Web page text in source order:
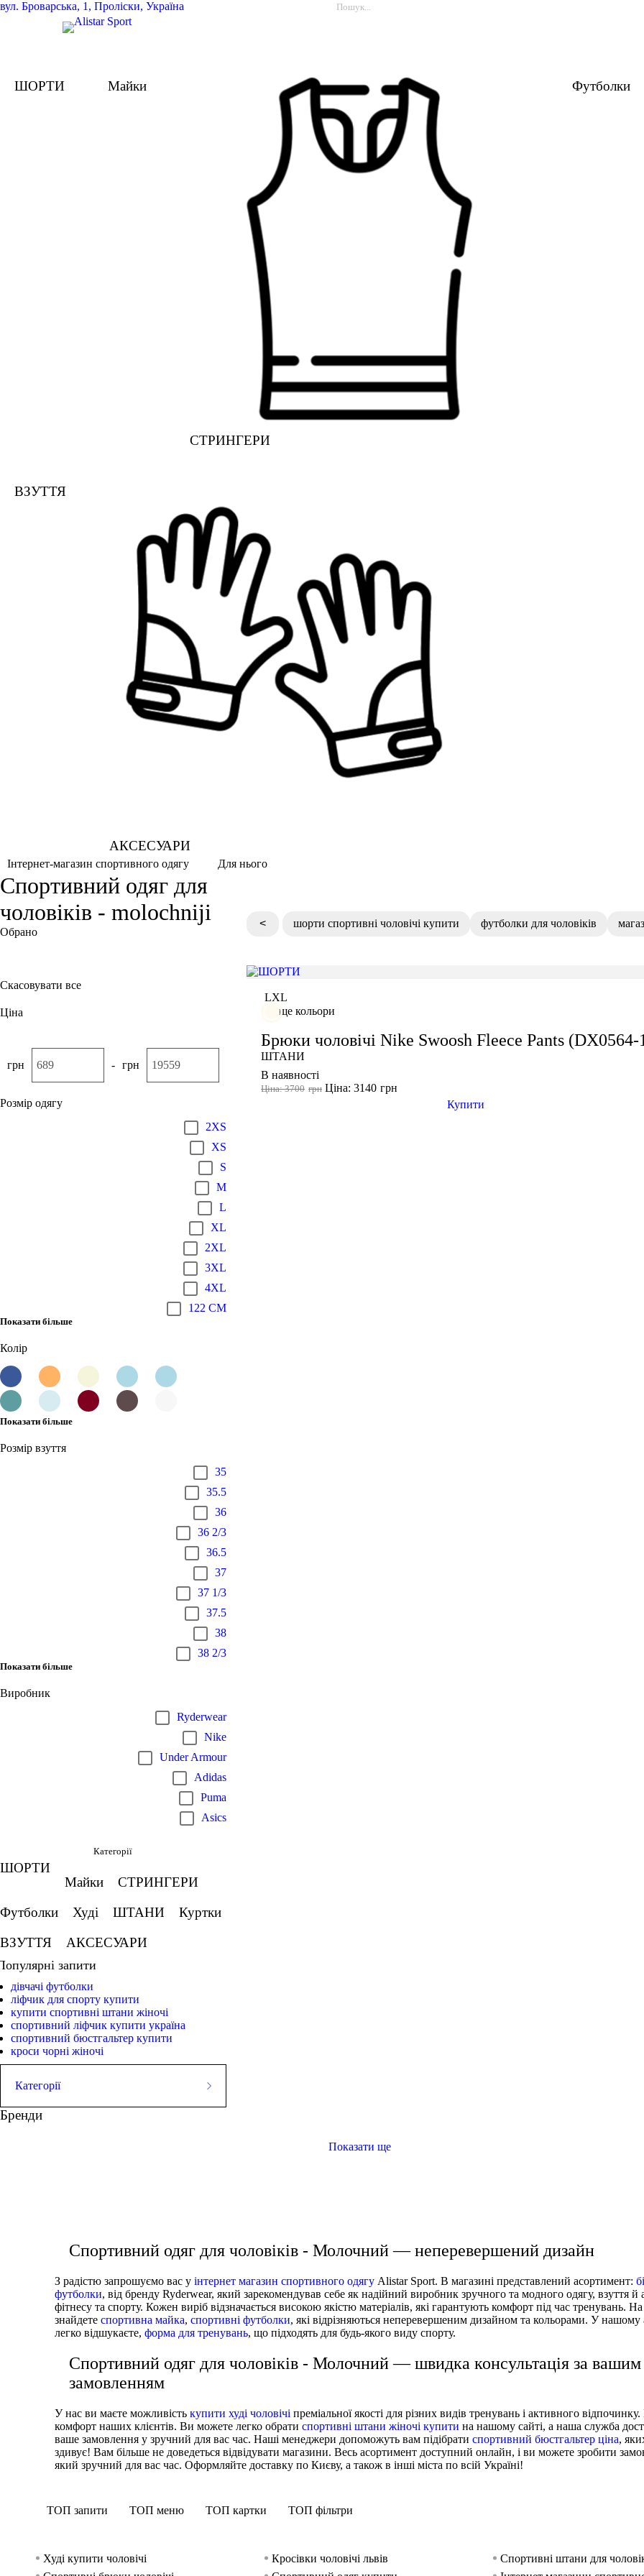
вул. Броварська, 1, Проліски, Україна
ШОРТИ Майки
СТРИНГЕРИ
Футболки
ВЗУТТЯ
АКСЕСУАРИ
Інтернет-магазин спортивного одягу Для нього
Спортивний одяг для
чоловіків - molochniji
Обрано
Скасовувати все
Ціна
грн - грн
Розмір одягу
2XS
XS
S
M
L
XL
2XL
3XL
4XL
122 CM
Показати більше
Колір
Показати більше
Розмір взуття
35
35.5
36
36 2/3
36.5
37
37 1/3
37.5
38
38 2/3
Показати більше
Виробник
Ryderwear
Nike
Under Armour
Adidas
Puma
Asics
Категорії
ШОРТИ
Майки
СТРИНГЕРИ
Футболки
Худі ШТАНИ
Куртки
ВЗУТТЯ
АКСЕСУАРИ
запити
дівчачі футболки
ліфчик для спорту купити
купити спортивні штани жіночі
спортивний ліфчик купити україна
спортивний бюстгальтер купити
кроси чорні жіночі
Категорії
ШОРТИ
< шорти спортивні чоловічі купити футболки для чоловіків
LXL
ще кольори
Брюки чоловічі Nike Swoosh Fleece Pants (DX0564-
ШТАНИ
В наявності
грн
Ціна: 3700 грн
Ціна: 3140
Купити
Бренди
Показати ще
Спортивний одяг для чоловіків - Молочний — неперевершений дизайн
З радістю запрошуємо вас уінтернет магазин спортивного одягу Alistar Sport. В магазині представлений асортимент:
футболки, від бренду Ryderwear, який зарекомендував себе як надійний виробник зручного та модного одягу, взуття й
фітнесу та спорту. Кожен виріб відзначається високою якістю матеріалів, які гарантують комфорт під час тренувань.
знайдетеспортивна майка,спортивні футболки, які відрізняються неперевершеним дизайном та кольорами. У нашому
легко відшукаєте,форма для тренувань, що підходять для будь-якого виду спорту.
Спортивний одяг для чоловіків - Молочний — швидка консультація за вашим
замовленням
У нас ви маєте можливістькупити худі чоловічі преміальної якості для різних видів тренувань і активного
комфорт наших клієнтів. Ви можете легко обратиспортивні штани жіночі купити на нашому сайті, а наша служба
ваше замовлення у зручний для вас час. Наші менеджери допоможуть вам підібратиспортивний бюстгальтер ціна,
здивує! Вам більше не доведеться відвідувати магазини. Весь асортимент доступний онлайн, і ви можете зробити
який зручний для вас час. Оформляйте доставку по Києву, а також в інші міста по всій Україні!
ТОП запити ТОП меню ТОП картки ТОП фільтри
Худі купити чоловічі Кросівки чоловічі львів
Спортивні штани для